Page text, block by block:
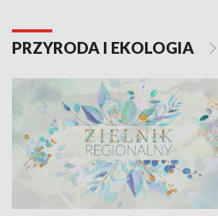
PRZYRODA I EKOLOGIA